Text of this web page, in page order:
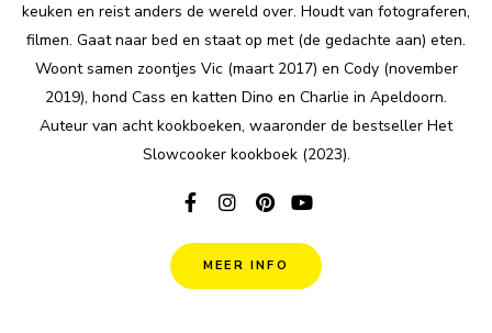
keuken en reist anders de wereld over. Houdt van fotograferen,
filmen. Gaat naar bed en staat op met (de gedachte aan) eten.
Woont samen zoontjes Vic (maart 2017) en Cody (november
2019), hond Cass en katten Dino en Charlie in Apeldoorn.
Auteur van acht kookboeken, waaronder de bestseller Het
Slowcooker kookboek (2023).
MEER INFO